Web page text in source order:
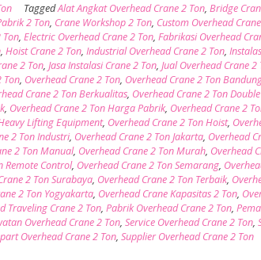
TaggedAlat Angkat Overhead Crane 2 Ton,Bridge
2 Ton, Crane Workshop 2 Ton, Custom Overhead
Ton,Electric Overhead Crane 2 Ton,Fabrikasi Overhead
,Hoist Crane 2 Ton,Industrial Overhead Crane 2 Ton,
2 Ton,Jasa Instalasi Crane 2 Ton,Jual Overhead Crane 2
Ton, Overhead Crane 2 Ton, Overhead Crane 2 Ton
Crane 2 Ton Berkualitas, Overhead Crane 2 Ton
, Overhead Crane 2 Ton Harga Pabrik, Overhead Crane 2
Lifting Equipment, Overhead Crane 2 Ton Hoist,
2 Ton Industri, Overhead Crane 2 Ton Jakarta, Overhead
2 Ton Manual, Overhead Crane 2 Ton Murah, Overhead
Remote Control, Overhead Crane 2 Ton Semarang,
2 Ton Surabaya, Overhead Crane 2 Ton Terbaik,
2 Ton Yogyakarta, Overhead Crane Kapasitas 2 Ton,
Traveling Crane 2 Ton,Pabrik Overhead Crane 2 Ton,
Overhead Crane 2 Ton,Service Overhead Crane 2 Ton,
Overhead Crane 2 Ton,Supplier Overhead Crane 2 Ton